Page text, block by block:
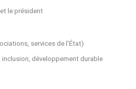
le président
services de l’État)
développement durable